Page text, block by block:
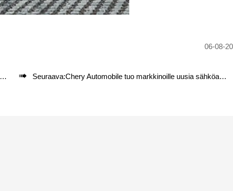
06-08-
 Seuraava:Chery Automobile tuo markkinoille uusia sähköautoja Thaimaassa